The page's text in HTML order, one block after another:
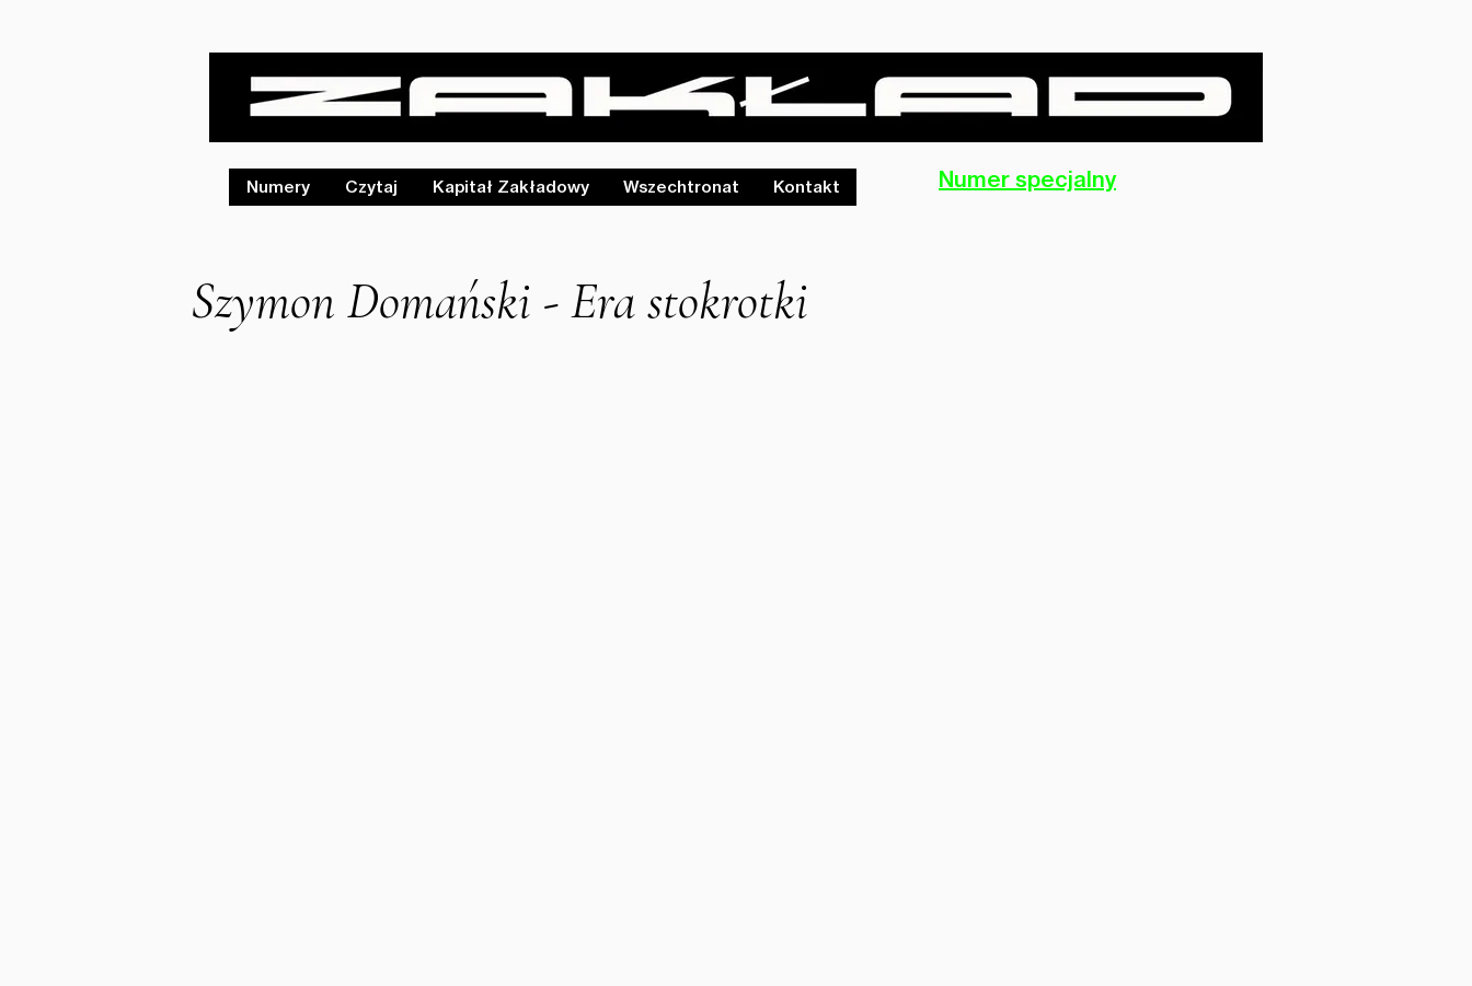
Numery Czytaj Kapitał Zakładowy Wszechtronat Kontakt Numer specjalny
Szymon Domański - Era stokrotki